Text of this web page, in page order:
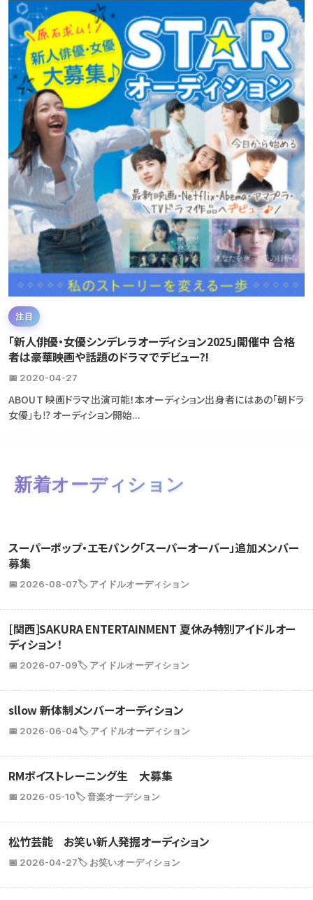
注目
「新人俳優・女優シンデレラオーディション2025」開催中 合格
者は豪華映画や話題のドラマでデビュー?!
📅 2020-04-27
ABOUT 映画ドラマ出演可能！本オーディション出身者にはあの「朝ドラ
女優」も⁉ オーディション開始...
新着オーディション
スーパーポップ・エモパンク「スーパーオーバー」追加メンバー
募集
📅 2026-08-07🏷️ アイドルオーディション
[関西]SAKURA ENTERTAINMENT 夏休み特別アイドルオー
ディション！
📅 2026-07-09🏷️ アイドルオーディション
sllow 新体制メンバーオーディション
📅 2026-06-04🏷️ アイドルオーディション
RMボイストレーニング生 大募集
📅 2026-05-10🏷️ 音楽オーデション
松竹芸能 お笑い新人発掘オーディション
📅 2026-04-27🏷️ お笑いオーディション